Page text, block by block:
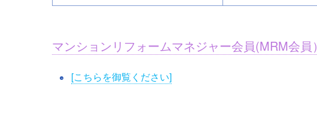
マンションリフォームマネジャー会員(MRM会員）
[こちらを御覧ください]